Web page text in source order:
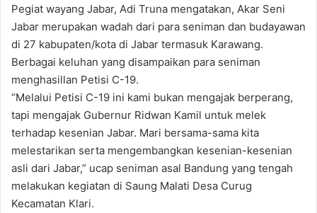
Pegiat wayang Jabar, Adi Truna mengatakan, Akar Seni
Jabar merupakan wadah dari para seniman dan budayawan
di 27 kabupaten/kota di Jabar termasuk Karawang.
Berbagai keluhan yang disampaikan para seniman
menghasillan Petisi C-19.
“Melalui Petisi C-19 ini kami bukan mengajak berperang,
tapi mengajak Gubernur Ridwan Kamil untuk melek
terhadap kesenian Jabar. Mari bersama-sama kita
melestarikan serta mengembangkan kesenian-kesenian
asli dari Jabar,” ucap seniman asal Bandung yang tengah
melakukan kegiatan di Saung Malati Desa Curug
Kecamatan Klari.